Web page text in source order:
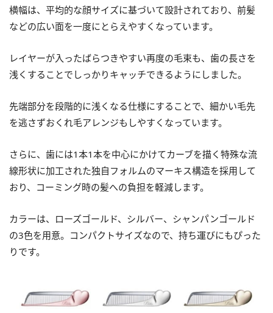
横幅は、平均的な顔サイズに基づいて設計されており、前髪
などの広い面を一度にとらえやすくなっています。
レイヤーが入ったばらつきやすい再度の毛束も、歯の長さを
浅くすることでしっかりキャッチできるようにしました。
先端部分を段階的に浅くなる仕様にすることで、細かい毛先
を逃さずおくれ毛アレンジもしやすくなっています。
さらに、歯には1本1本を中心にかけてカーブを描く特殊な流
線形状に加工された独自フォルムのマーキス構造を採用して
おり、コーミング時の髪への負担を軽減します。
カラーは、ローズゴールド、シルバー、シャンパンゴールド
の3色を用意。コンパクトサイズなので、持ち運びにもぴった
りです。